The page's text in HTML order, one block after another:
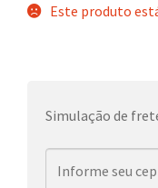
Este produto
Simulação de